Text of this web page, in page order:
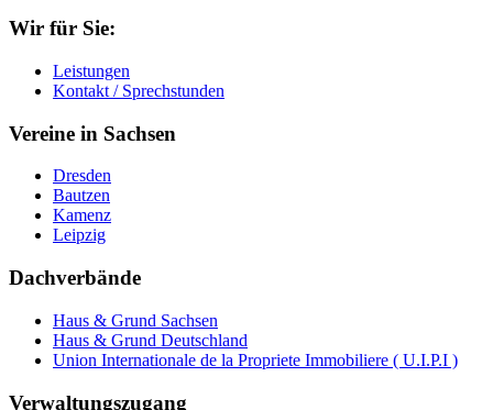
Wir für Sie:
Leistungen
Kontakt / Sprechstunden
Vereine in Sachsen
Dresden
Bautzen
Kamenz
Leipzig
Dachverbände
Haus & Grund Sachsen
Haus & Grund Deutschland
Union Internationale de la Propriete Immobiliere ( U.I.P.I )
Verwaltungszugang